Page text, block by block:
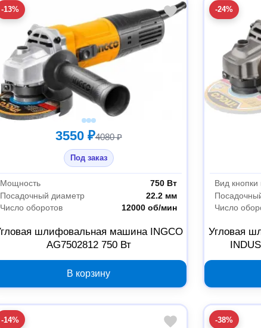
-13%
3550 ₽4080 ₽
Под заказ
Мощность
750 Вт
Посадочный диаметр
22.2 мм
Число оборотов
12000 об/мин
шлифовальная машина INGCO
AG7502812 750 Вт
В корзину
-24%
Число
Угловая
-14% -38%